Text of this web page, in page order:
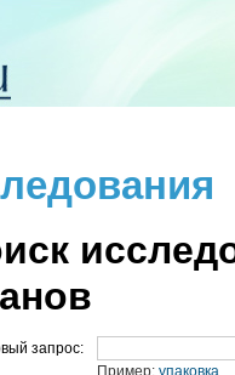
запрос:
Пример: упаковка